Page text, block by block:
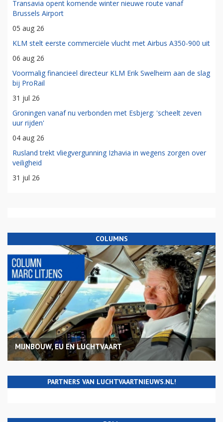
Transavia opent komende winter nieuwe route vanaf
Brussels Airport
05 aug 26
KLM stelt eerste commerciële vlucht met Airbus A350-900 uit
06 aug 26
Voormalig financieel directeur KLM Erik Swelheim aan de slag
bij ProRail
31 jul 26
Groningen vanaf nu verbonden met Esbjerg: 'scheelt zeven
uur rijden'
04 aug 26
Rusland trekt vliegvergunning Izhavia in wegens zorgen over
veiligheid
31 jul 26
COLUMNS
MIJNBOUW, EU EN LUCHTVAART
PARTNERS VAN LUCHTVAARTNIEUWS.NL!